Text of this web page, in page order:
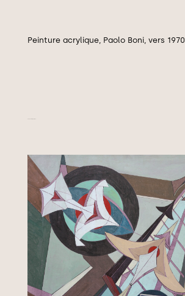
Peinture acrylique, Paolo Boni, vers 1970